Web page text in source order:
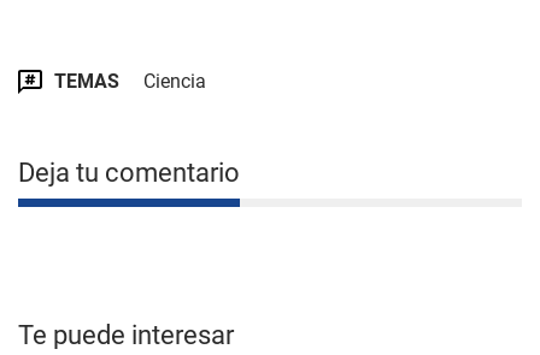
TEMAS Ciencia
Deja tu comentario
Te puede interesar